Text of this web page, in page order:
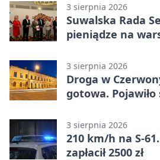
3 sierpnia 2026
Suwalska Rada
pieniądze na
3 sierpnia 2026
Droga w
gotowa. Pojawiło
3 sierpnia 2026
210 km/h na S-
zapłacił 2500 zł